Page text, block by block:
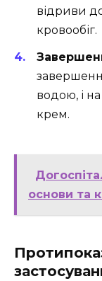
відриви
кровообіг.
водою, і
крем.
основи та